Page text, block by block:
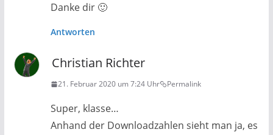
Danke dir 🙂
Antworten
Christian Richter
21. Februar 2020 um 7:24 Uhr Permalink
Super, klasse…
Anhand der Downloadzahlen sieht man ja, es